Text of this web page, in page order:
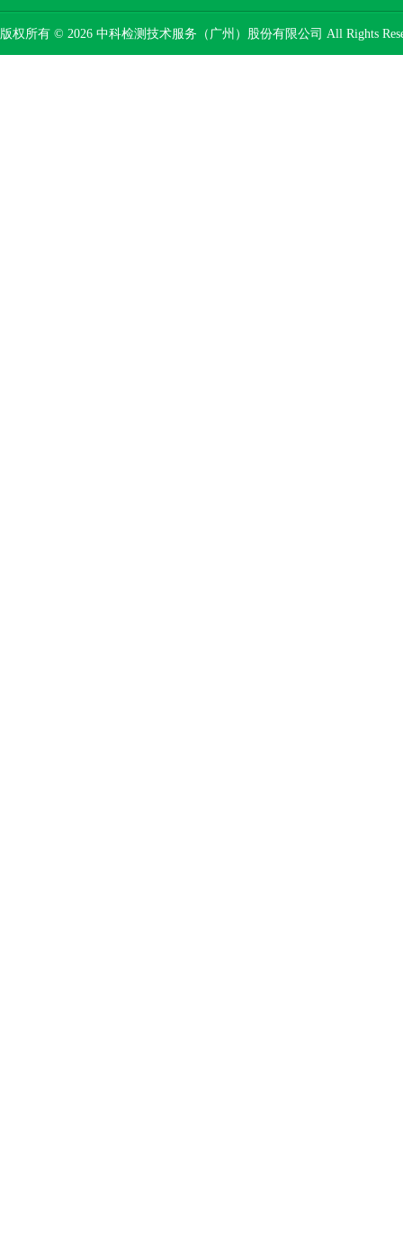
版权所有 © 2026 中科检测技术服务（广州）股份有限公司 All Rights